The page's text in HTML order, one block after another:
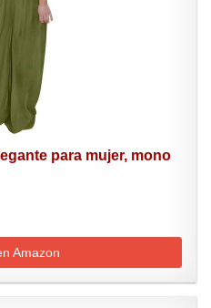
para mujer, mono
Amazon